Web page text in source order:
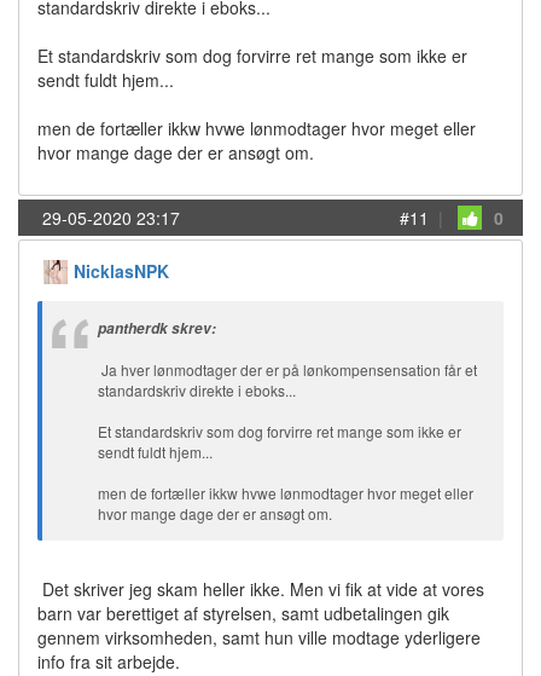
standardskriv direkte i eboks...
Et standardskriv som dog forvirre ret mange som ikke er
sendt fuldt hjem...
men de fortæller ikkw hvwe lønmodtager hvor meget eller
hvor mange dage der er ansøgt om.
29-05-2020 23:17 #11 | 0
NicklasNPK
pantherdk skrev:
Ja hver lønmodtager der er på lønkompensensation får et
standardskriv direkte i eboks...
Et standardskriv som dog forvirre ret mange som ikke er
sendt fuldt hjem...
men de fortæller ikkw hvwe lønmodtager hvor meget eller
hvor mange dage der er ansøgt om.
Det skriver jeg skam heller ikke. Men vi fik at vide at vores
barn var berettiget af styrelsen, samt udbetalingen gik
gennem virksomheden, samt hun ville modtage yderligere
info fra sit arbejde.